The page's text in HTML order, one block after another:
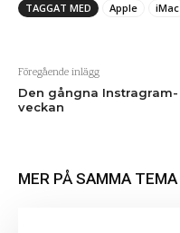
TAGGAT MED Apple iMac
Föregående inlägg
Den gångna Instragram-
veckan
MER PÅ SAMMA TEMA